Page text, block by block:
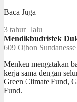
Baca Juga
3 tahun lalu
Mendikbudristek
609 Ojhon Sundanesse
Menkeu mengatakan
kerja sama dengan
Green Climate Fund,
Fund.